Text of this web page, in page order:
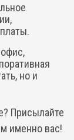
но и
Присылайте
именно вас!